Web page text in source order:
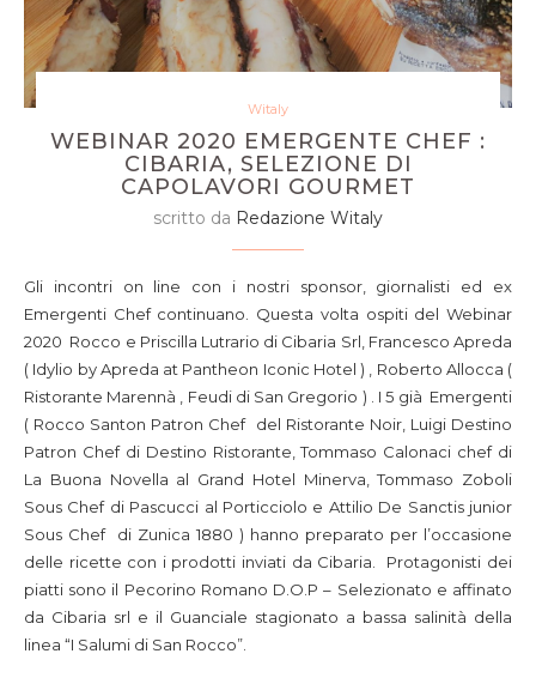
Witaly
WEBINAR 2020 EMERGENTE CHEF :
CIBARIA, SELEZIONE DI
CAPOLAVORI GOURMET
scritto da Redazione Witaly
Gli incontri on line con i nostri sponsor, giornalisti ed ex
Emergenti Chef continuano. Questa volta ospiti del Webinar
2020 Rocco e Priscilla Lutrario di Cibaria Srl, Francesco Apreda
( Idylio by Apreda at Pantheon Iconic Hotel ) , Roberto Allocca (
Ristorante Marennà , Feudi di San Gregorio ) . I 5 già Emergenti
( Rocco Santon Patron Chef del Ristorante Noir, Luigi Destino
Patron Chef di Destino Ristorante, Tommaso Calonaci chef di
La Buona Novella al Grand Hotel Minerva, Tommaso Zoboli
Sous Chef di Pascucci al Porticciolo e Attilio De Sanctis junior
Sous Chef di Zunica 1880 ) hanno preparato per l’occasione
delle ricette con i prodotti inviati da Cibaria. Protagonisti dei
piatti sono il Pecorino Romano D.O.P – Selezionato e affinato
da Cibaria srl e il Guanciale stagionato a bassa salinità della
linea “I Salumi di San Rocco”.